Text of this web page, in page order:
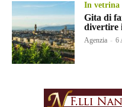
In vetrina
Gita di
divertire
Agenzia - 6